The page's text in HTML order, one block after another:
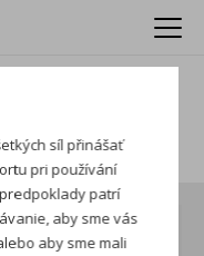
Line
síl přinášať
pri používání
patrí
aby sme vás
aby sme mali